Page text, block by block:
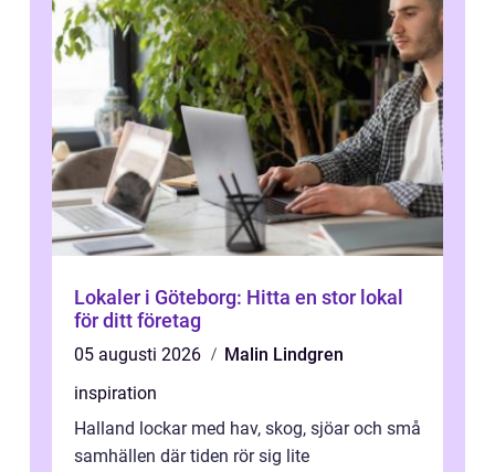
Lokaler i Göteborg: Hitta en stor lokal
för ditt företag
05 augusti 2026
Malin Lindgren
inspiration
Halland lockar med hav, skog, sjöar och små
samhällen där tiden rör sig lite